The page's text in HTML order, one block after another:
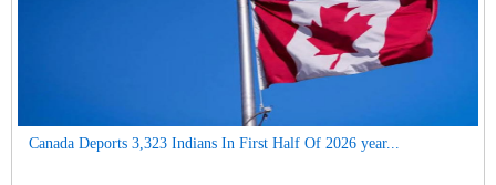
Canada Deports 3,323 Indians In First Half Of 2026 year...